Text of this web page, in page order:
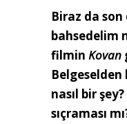
Biraz da
bahsedelim
filmin Kovan
nasıl bir
sıçraması